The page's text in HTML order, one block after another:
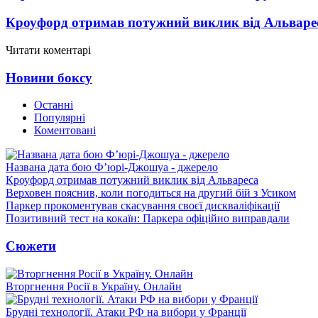
Кроуфорд отримав потужний виклик від
Читати коментарі
Новини боксу
Останні
Популярні
Коментовані
Названа дата бою Ф’юрі-Джошуа - джерело
Кроуфорд отримав потужний виклик від Альвареса
Верховен пояснив, коли погодиться на другий бій з Усиком
Паркер прокоментував скасування своєї дискваліфікації
Позитивний тест на кокаїн: Паркера офіційно виправдали
Сюжети
Вторгнення Росії в Україну. Онлайн
Брудні технології. Атаки РФ на вибори у Франції